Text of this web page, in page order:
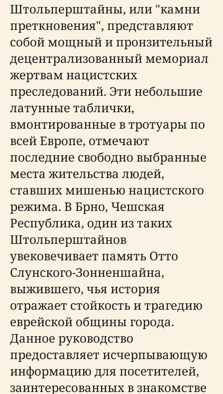
Штольперштайны, или "камни
преткновения", представляют
собой мощный и пронзительный
децентрализованный мемориал
жертвам нацистских
преследований. Эти небольшие
латунные таблички,
вмонтированные в тротуары по
всей Европе, отмечают
последние свободно выбранные
места жительства людей,
ставших мишенью нацистского
режима. В Брно, Чешская
Республика, один из таких
Штольперштайнов
увековечивает память Отто
Слунского-Зонненшайна,
выжившего, чья история
отражает стойкость и трагедию
еврейской общины города.
Данное руководство
предоставляет исчерпывающую
информацию для посетителей,
заинтересованных в знакомстве